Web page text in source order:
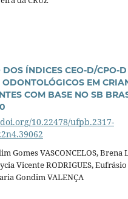
DOS ÍNDICES CEO-D/CPO-
EM
COM BASE NO SB
10.22478/ufpb.2317-
Gomes VASCONCELOS,
Vicente RODRIGUES,
Gondim VALENÇA